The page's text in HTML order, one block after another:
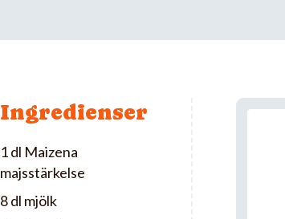
Ingredienser
1 dl Maizena
majsstärkelse
8 dl mjölk